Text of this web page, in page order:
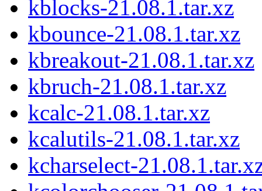
kblocks-21.08.1.tar.xz
kbounce-21.08.1.tar.xz
kbreakout-21.08.1.tar.xz
kbruch-21.08.1.tar.xz
kcalc-21.08.1.tar.xz
kcalutils-21.08.1.tar.xz
kcharselect-